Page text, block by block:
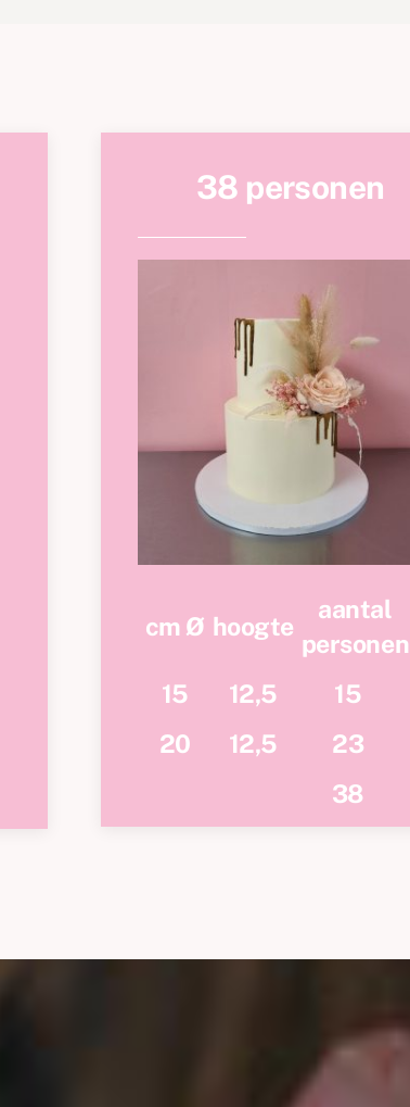
38 personen
cm Ø hoogte
aantal
personen
15
12,5
15
20
12,5
23
38